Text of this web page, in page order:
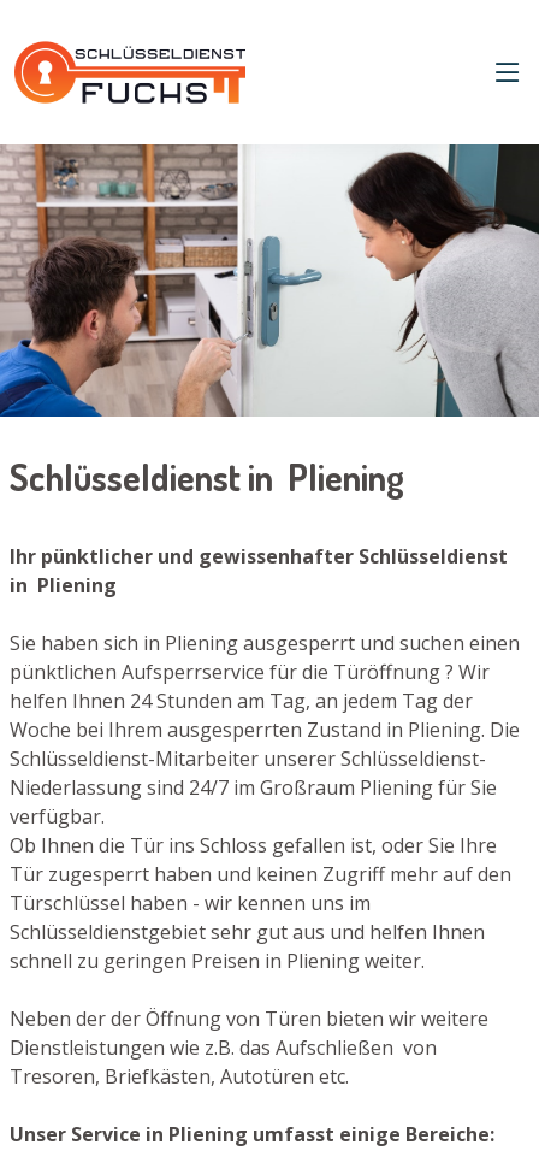
Schlüsseldienst in Pliening
Ihr pünktlicher und gewissenhafter Schlüsseldienst
in Pliening
Sie haben sich in Pliening ausgesperrt und suchen einen
pünktlichen Aufsperrservice für die Türöffnung ? Wir
helfen Ihnen 24 Stunden am Tag, an jedem Tag der
Woche bei Ihrem ausgesperrten Zustand in Pliening. Die
Schlüsseldienst-Mitarbeiter unserer Schlüsseldienst-
Niederlassung sind 24/7 im Großraum Pliening für Sie
verfügbar.
Ob Ihnen die Tür ins Schloss gefallen ist, oder Sie Ihre
Tür zugesperrt haben und keinen Zugriff mehr auf den
Türschlüssel haben - wir kennen uns im
Schlüsseldienstgebiet sehr gut aus und helfen Ihnen
schnell zu geringen Preisen in Pliening weiter.
Neben der der Öffnung von Türen bieten wir weitere
Dienstleistungen wie z.B. das Aufschließen von
Tresoren, Briefkästen, Autotüren etc.
Unser Service in Pliening umfasst einige Bereiche: